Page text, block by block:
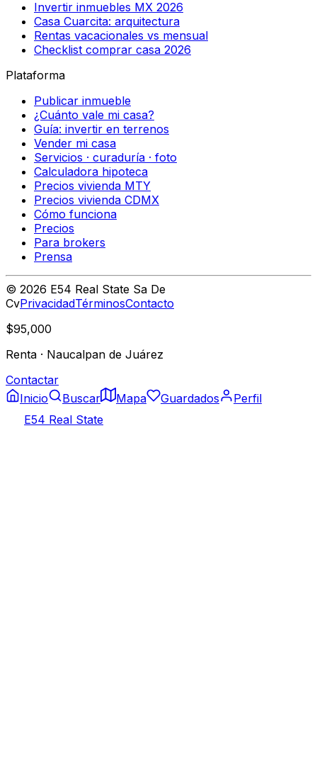
Invertir inmuebles MX 2026
Casa Cuarcita: arquitectura
Rentas vacacionales vs mensual
Checklist comprar casa 2026
Plataforma
Publicar inmueble
¿Cuánto vale mi casa?
Guía: invertir en terrenos
Vender mi casa
Servicios · curaduría · foto
Calculadora hipoteca
Precios vivienda MTY
Precios vivienda CDMX
Cómo funciona
Precios
Para brokers
Prensa
© 2026 E54 Real State Sa De
CvPrivacidadTérminosContacto
$95,000
Renta · Naucalpan de Juárez
Contactar
Inicio
Buscar Mapa Guardados
Perfil
E54 Real State